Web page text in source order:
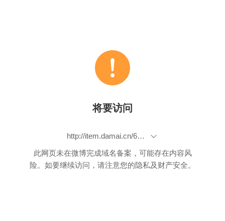
将要访问
http://item.damai.cn/67897.html
此网页未在微博完成域名备案，可能存在内容风
险。如要继续访问，请注意您的隐私及财产安全。